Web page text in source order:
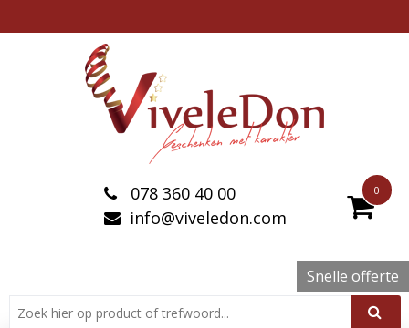
0
078 360 40 00
info@viveledon.com
Snelle offerte